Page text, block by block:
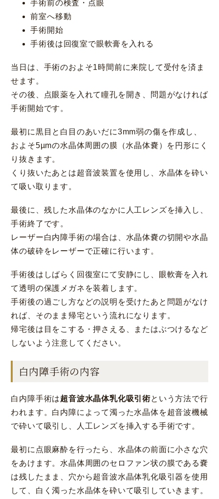
手術前の検査・点眼
前室へ移動
手術開始
手術後は回復室で眼軟膏を入れる
当日は、手術のおよそ1時間前に来院して受付を済ま
せます。
その後、点眼薬を入れて瞳孔を開き、問題がなければ
手術開始です。
最初に黒目と白目のあいだに3mm弱の傷を作成し、
およそ5µmの水晶体周囲の膜（水晶体嚢）を円形にく
り抜きます。
くり抜いたあとは超音波装置を使用し、水晶体を砕い
て吸い取ります。
最後に、残した水晶体のなかに人工レンズを挿入し、
手術終了です。
レーザー白内障手術の場合は、水晶体嚢の切開や水晶
体の破砕をレーザーで正確に行います。
手術後はしばらく回復室にて安静にし、眼軟膏を入れ
て透明の保護メガネを装着します。
手術後の過ごし方などの説明を受けたあと問題がなけ
れば、そのまま帰宅という流れになります。
帰宅後は目をこする・押さえる、またはぶつけるなど
しないよう注意してください。
白内障手術の内容
白内障手術は超音波水晶体乳化吸引術という方法で行
われます。白内障によって濁った水晶体を超音波機械
で砕いて吸引し、人工レンズを挿入する手術です。
最初に点眼麻酔を行ったら、水晶体の前面に小さな穴
をあけます。水晶体周囲のセロファン状の膜である嚢
は残したまま、穴から超音波水晶体乳化吸引器を使用
して、白く濁った水晶体を砕いて吸引していきます。
大阪 梅田（本院）
CLOSE
CLOSE